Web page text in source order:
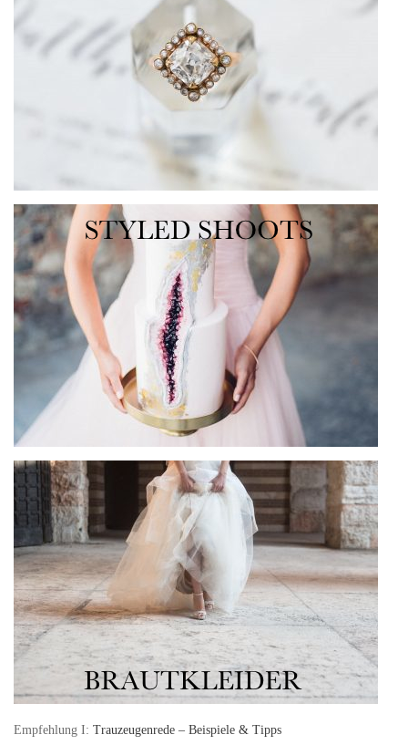
Empfehlung I: Trauzeugenrede – Beispiele & Tipps